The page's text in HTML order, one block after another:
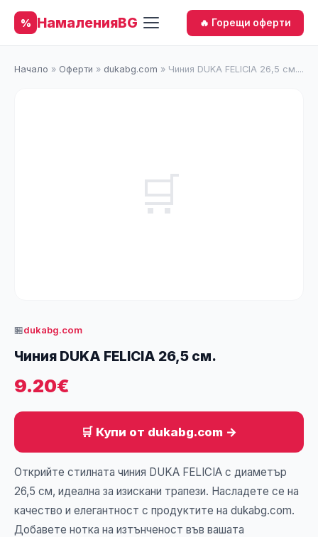
% НамаленияBG 🔥 Горещи оферти
Начало » Оферти » dukabg.com » Чиния DUKA FELICIA 26,5 см....
🛒
🏪dukabg.com
Чиния DUKA FELICIA 26,5 см.
9.20€
🛒 Купи от dukabg.com →
Открийте стилната чиния DUKA FELICIA с диаметър
26,5 см, идеална за изискани трапези. Насладете се на
качество и елегантност с продуктите на dukabg.com.
Добавете нотка на изтънченост във вашата